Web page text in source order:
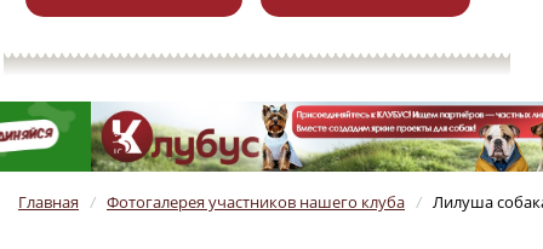
Главная / Фотогалерея участников нашего клуба / Лилуша